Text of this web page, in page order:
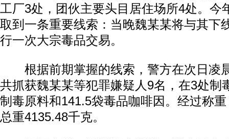
工厂3处，团伙主要头目居住场所4处。今
取到一条重要线索：当晚魏某某将与其下
行一次大宗毒品交易。
根据前期掌握的线索，警方在次日凌
共抓获魏某某等犯罪嫌疑人9名，在3处制
制毒原料和141.5袋毒品咖啡因。经过称
总重4135.48千克。